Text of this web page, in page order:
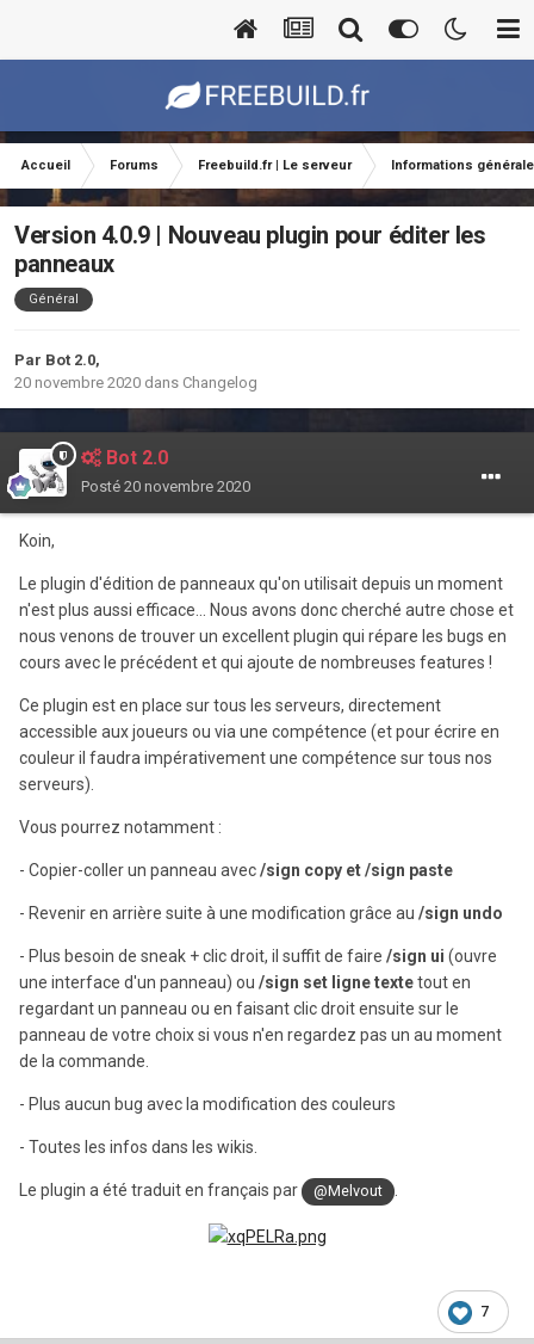
Accueil Forums Freebuild.fr | Le serveur Informations
Version 4.0.9 | Nouveau plugin pour éditer les
panneaux
Général
Par Bot 2.0,
20 novembre 2020 dans Changelog
Bot 2.0
Posté 20 novembre 2020
Koin,
Le plugin d'édition de panneaux qu'on utilisait depuis un moment
n'est plus aussi efficace... Nous avons donc cherché autre chose et
nous venons de trouver un excellent plugin qui répare les bugs en
cours avec le précédent et qui ajoute de nombreuses features !
Ce plugin est en place sur tous les serveurs, directement
accessible aux joueurs ou via une compétence (et pour écrire en
couleur il faudra impérativement une compétence sur tous nos
serveurs).
Vous pourrez notamment :
- Copier-coller un panneau avec/sign copy et /sign paste
- Revenir en arrière suite à une modification grâce au /sign undo
- Plus besoin de sneak + clic droit, il suffit de faire /sign ui (ouvre
une interface d'un panneau) ou /sign set ligne textetout en
regardant un panneau ou en faisant clic droit ensuite sur le
panneau de votre choix si vous n'en regardez pas un au moment
de la commande.
- Plus aucun bug avec la modification des couleurs
- Toutes les infos dans les wikis.
Le plugin a été traduit en français par @Melvout .
7